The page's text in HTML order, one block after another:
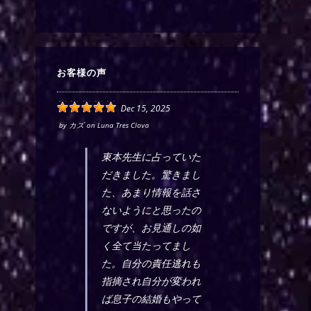
お客様の声
Dec 15, 2025
by カズon Luna Tres Clova
東本先生に占っていた
だきました。驚きまし
た、あまり情報を話さ
ないようにと思ったの
ですが、お見通しの如
く全て当たってまし
た。自分の責任逃れも
指摘され自分が変われ
ば息子の結婚もやって